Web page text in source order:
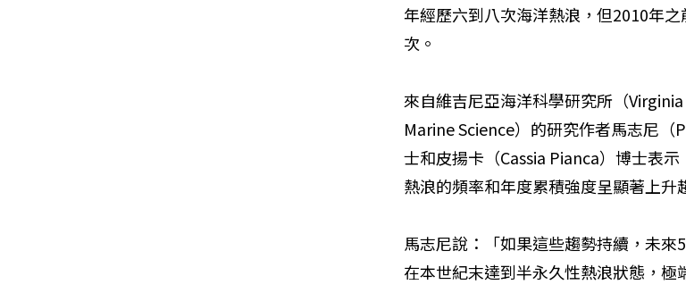
年經歷六到八次海洋熱浪，但2010年
次。
來自維吉尼亞海洋科學研究所（
Marine Science）的研究作者馬志尼（
士和皮揚卡（Cassia Pianca）博士表
熱浪的頻率和年度累積強度呈顯著上升
馬志尼說：「如果這些趨勢持續，未
在本世紀末達到半永久性熱浪狀態，極